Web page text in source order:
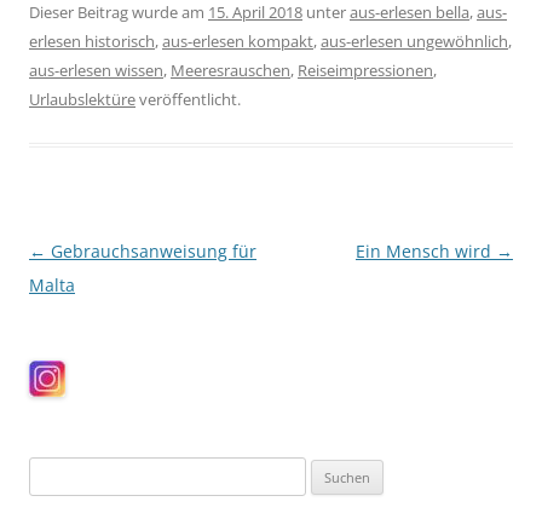
Dieser Beitrag wurde am 15. April 2018 unteraus-erlesen bella,aus-
erlesen historisch,aus-erlesen kompakt,aus-erlesen ungewöhnlich,
aus-erlesen wissen, Meeresrauschen, Reiseimpressionen,
Urlaubslektüreveröffentlicht.
Beitragsnavigation
← Gebrauchsanweisung für
Malta
Ein Mensch wird →
nach: